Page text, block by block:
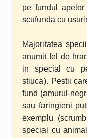
pe fundul
scufunda cu
Majoritatea
anumit fel de
in special cu
stiuca). Pestii
fund (amurul-
sau faringieni
exemplu
special cu